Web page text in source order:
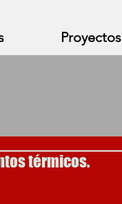
Proyectos
térmicos.